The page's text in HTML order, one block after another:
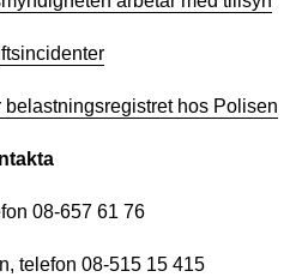
belastningsregistret hos Polisen
08-657 61 76
telefon 08-515 15 415